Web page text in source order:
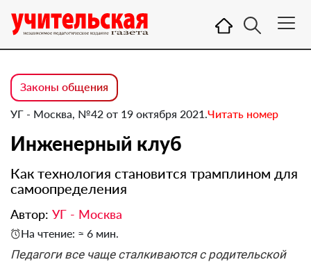
Законы общения
УГ - Москва, №42 от 19 октября 2021.Читать номер
Инженерный клуб
Как технология становится трамплином для
самоопределения
Автор: УГ - Москва
На чтение: ≈ 6 мин.
Педагоги все чаще сталкиваются с родительской